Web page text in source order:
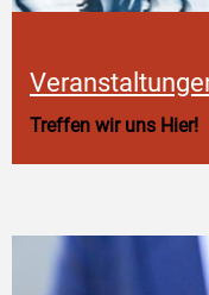
Treffen wir uns Hier!